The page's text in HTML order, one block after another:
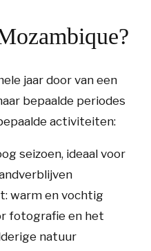
jaar door van een
bepaalde periodes
activiteiten:
seizoen, ideaal voor
warm en vochtig
fotografie en het
natuur